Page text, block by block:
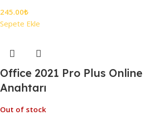
245.00₺
Sepete Ekle
Office 2021 Pro Plus
Anahtarı
Out of stock